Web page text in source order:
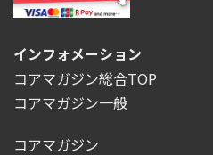
インフォメーション
コアマガジン総合TOP
コアマガジン一般
コアマガジン